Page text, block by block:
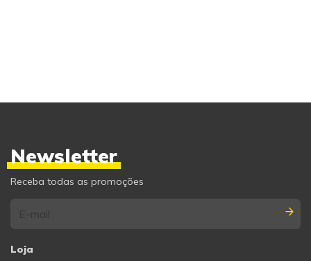
Newsletter
Receba todas as promoções
Loja